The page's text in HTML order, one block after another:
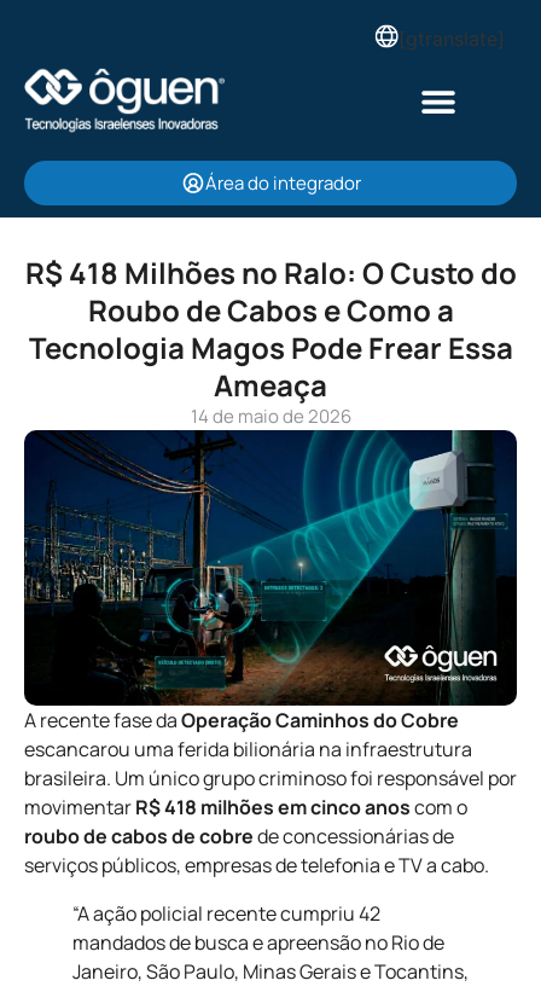
[gtranslate]
Área do integrador
R$ 418 Milhões no Ralo: O Custo do
Roubo de Cabos e Como a
Tecnologia Magos Pode Frear Essa
Ameaça
14 de maio de 2026
A recente fase daOperação Caminhos do Cobre
escancarou uma ferida bilionária na infraestrutura
brasileira. Um único grupo criminoso foi responsável por
movimentarR$ 418 milhões em cinco anoscom o
roubo de cabos de cobrede concessionárias de
serviços públicos, empresas de telefonia e TV a cabo.
“A ação policial recente cumpriu 42
mandados de busca e apreensão no Rio de
Janeiro, São Paulo, Minas Gerais e Tocantins,